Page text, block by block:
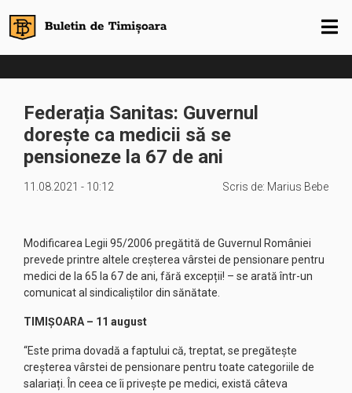
Federația Sanitas: Guvernul
dorește ca medicii să se
pensioneze la 67 de ani
11.08.2021 - 10:12 Scris de: Marius Bebe
Modificarea Legii 95/2006 pregătită de Guvernul României
prevede printre altele creșterea vârstei de pensionare pentru
medici de la 65 la 67 de ani, fără excepții! – se arată într-un
comunicat al sindicaliștilor din sănătate.
TIMIȘOARA – 11 august
“Este prima dovadă a faptului că, treptat, se pregătește
creșterea vârstei de pensionare pentru toate categoriile de
salariați. În ceea ce îi privește pe medici, există câteva